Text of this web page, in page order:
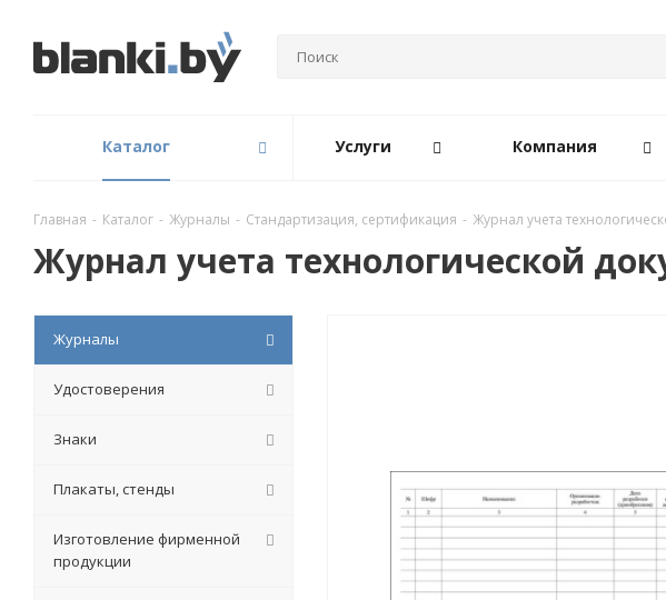
Каталог Услуги Компания
Главная - Каталог - Журналы - Стандартизация, сертификация - Журнал учета
Журнал учета технологической
Журналы
Удостоверения
Знаки
Плакаты, стенды
Изготовление фирменной
продукции